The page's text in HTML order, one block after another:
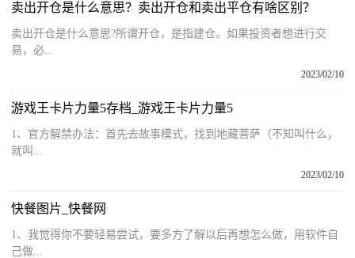
卖出开仓是什么意思？卖出开仓和卖出平仓有啥区别？
卖出开仓是什么意思?所谓开仓，是指建仓。如果投资者想进行交
易，必...
2023/02/10
游戏王卡片力量5存档_游戏王卡片力量5
1、官方解禁办法：首先去故事模式，找到地藏菩萨（不知叫什么，
就叫...
2023/02/10
快餐图片_快餐网
1、我觉得你不要轻易尝试，要多方了解以后再想怎么做，用软件自
己做...